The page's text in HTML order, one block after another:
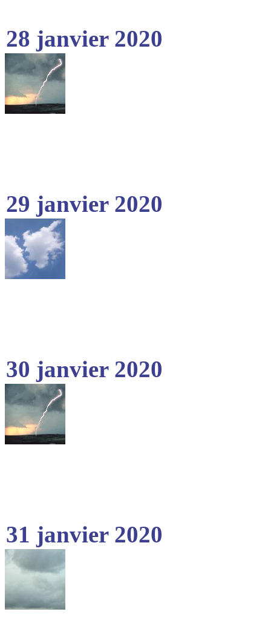
28 janvier 2020
29 janvier 2020
30 janvier 2020
31 janvier 2020